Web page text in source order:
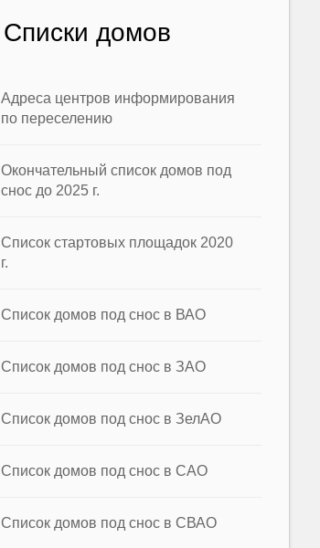
Списки домов
Адреса центров информирования
по переселению
Окончательный список домов под
снос до 2025 г.
Список стартовых площадок 2020
г.
Список домов под снос в ВАО
Список домов под снос в ЗАО
Список домов под снос в ЗелАО
Список домов под снос в САО
Список домов под снос в СВАО